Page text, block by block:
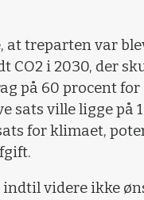
at treparten var
CO2 i 2030, der
på 60 procent
sats ville ligge på
for klimaet,
videre ikke